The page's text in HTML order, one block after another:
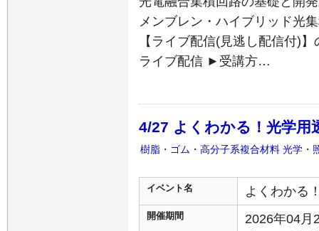
メンブレン・ハイブリッド光
【ライブ配信(見逃し配信付)
ライブ配信 ►受講方…
4/27 よくわかる！光学用
樹脂・ゴム・高分子系複合材料 光学・
イベント名 よくわかる
開催期間
2026年04月